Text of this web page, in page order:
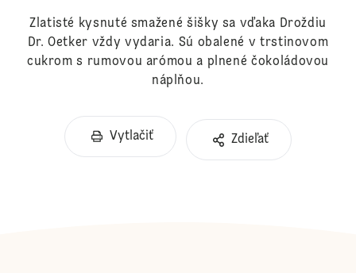
Zlatisté kysnuté smažené šišky sa vďaka Droždiu
Dr. Oetker vždy vydaria. Sú obalené v trstinovom
cukrom s rumovou arómou a plnené čokoládovou
náplňou.
Vytlačiť Zdieľať